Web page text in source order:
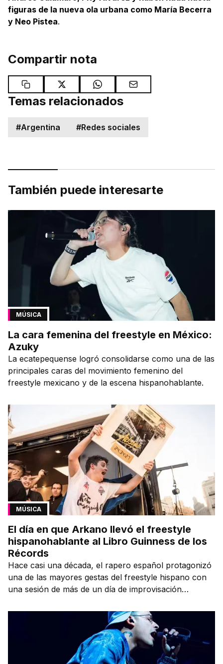
figuras de la nueva ola urbana como María Becerra
y Neo Pistea.
Compartir nota
Temas relacionados
#Argentina #Redes sociales
También puede interesarte
MÚSICA
La cara femenina del freestyle en México:
Azuky
La ecatepequense logró consolidarse como una de las
principales caras del movimiento femenino del
freestyle mexicano y de la escena hispanohablante.
MÚSICA
El día en que Arkano llevó el freestyle
hispanohablante al Libro Guinness de los
Récords
Hace casi una década, el rapero español protagonizó
una de las mayores gestas del freestyle hispano con
una sesión de más de un día de improvisación